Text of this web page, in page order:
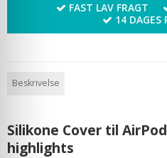
FAST LAV FRAGT
14 DAGES
Beskrivelse
Silikone Cover til
highlights